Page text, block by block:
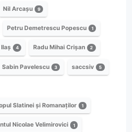
Nil Arcașu 9
Petru Demetrescu Popescu 1
4 Radu Mihai Crișan 2
Sabin Pavelescu 3 saccsiv 5
Slatinei și Romanaților 1
Nicolae Velimirovici 1